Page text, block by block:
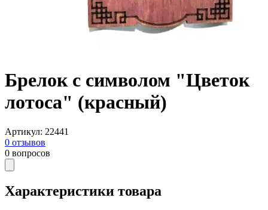
Брелок с символом "Цветок
лотоса" (красный)
Артикул: 22441
0 отзывов
0 вопросов
Характеристики товара